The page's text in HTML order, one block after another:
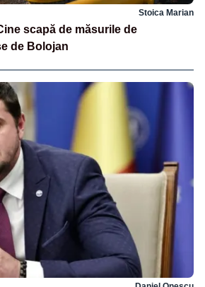
Stoica Marian
scapă de măsurile de
de Bolojan